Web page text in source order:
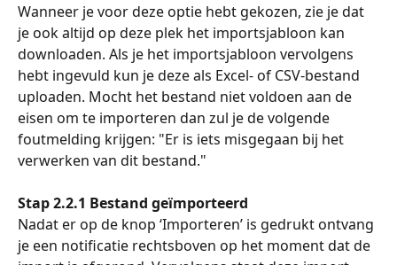
Wanneer je voor deze optie hebt gekozen, zie je dat
je ook altijd op deze plek het importsjabloon kan
downloaden. Als je het importsjabloon vervolgens
hebt ingevuld kun je deze als Excel- of CSV-bestand
uploaden. Mocht het bestand niet voldoen aan de
eisen om te importeren dan zul je de volgende
foutmelding krijgen: "Er is iets misgegaan bij het
verwerken van dit bestand."
Stap 2.2.1 Bestand geïmporteerd
Nadat er op de knop ‘Importeren’ is gedrukt ontvang
je een notificatie rechtsboven op het moment dat de